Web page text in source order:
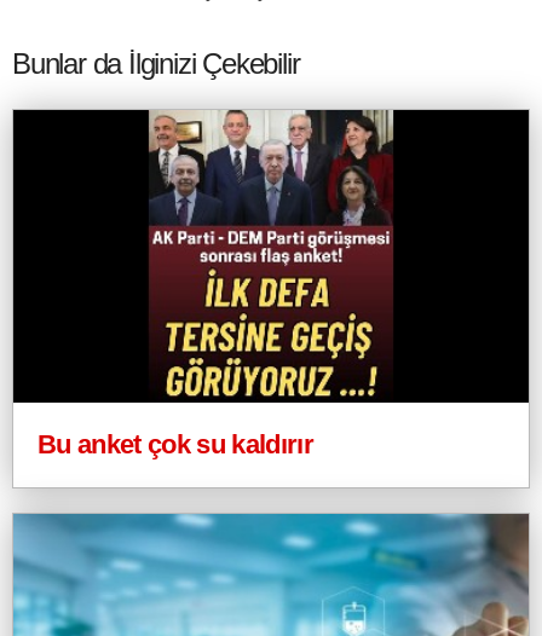
Bunlar da İlginizi Çekebilir
Bu anket çok su kaldırır